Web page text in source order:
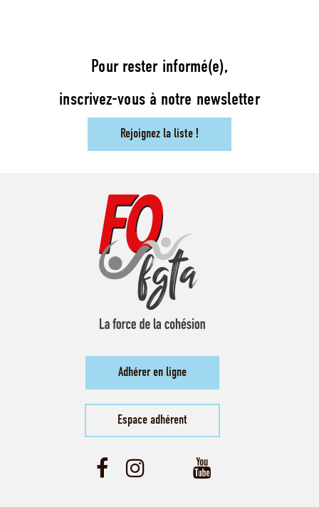
Pour rester informé(e),
inscrivez-vous à notre newsletter
Rejoignez la liste !
Adhérer en ligne
Espace adhérent